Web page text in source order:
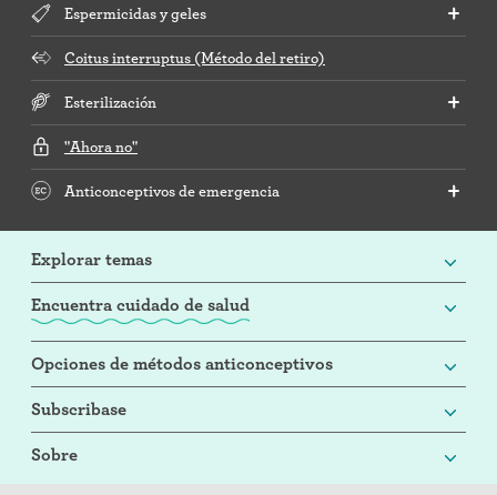
Espermicidas y geles
Coitus interruptus (Método del retiro)
Esterilización
"Ahora no"
Anticonceptivos de emergencia
Explorar temas
Encuentra cuidado de salud
Opciones de métodos anticonceptivos
Subscribase
Sobre